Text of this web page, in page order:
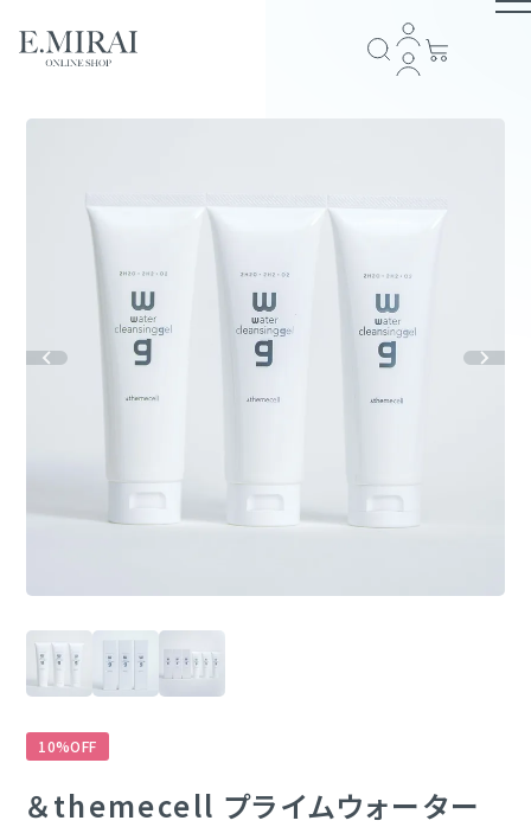
TOP
商品ラインナップ
全商品一覧
アイテム一覧
ブランド一覧
その他
COMPANY
ブランドストーリー
会社概要
E.MIRAI会員について
プライバシーポリシー
特定商取引法に基づく表記
返品規約
お問い合わせ
10%OFF
＆themecell プライムウォーター